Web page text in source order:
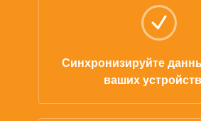
Синхронизируйте
ваших